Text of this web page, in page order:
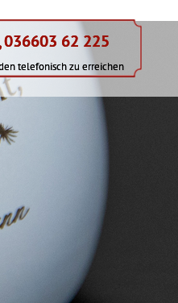
036603 62 225
telefonisch zu erreichen
036603 62 225
telefonisch zu erreichen